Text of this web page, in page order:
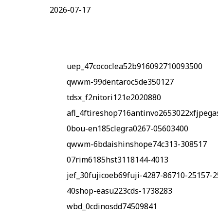
2026-07-17
uep_47cococlea52b916092710093500
qwwm-99dentaroc5de350127
tdsx_f2nitori121e2020880
0bou-en185clegra0267-05603400
qwwm-6bdaishinshope74c313-308517
07rim6185hst3118144-4013
jef_30fujicoeb69fuji-4287-86710-25157-
40shop-easu223cds-1738283
wbd_0cdinosdd74509841